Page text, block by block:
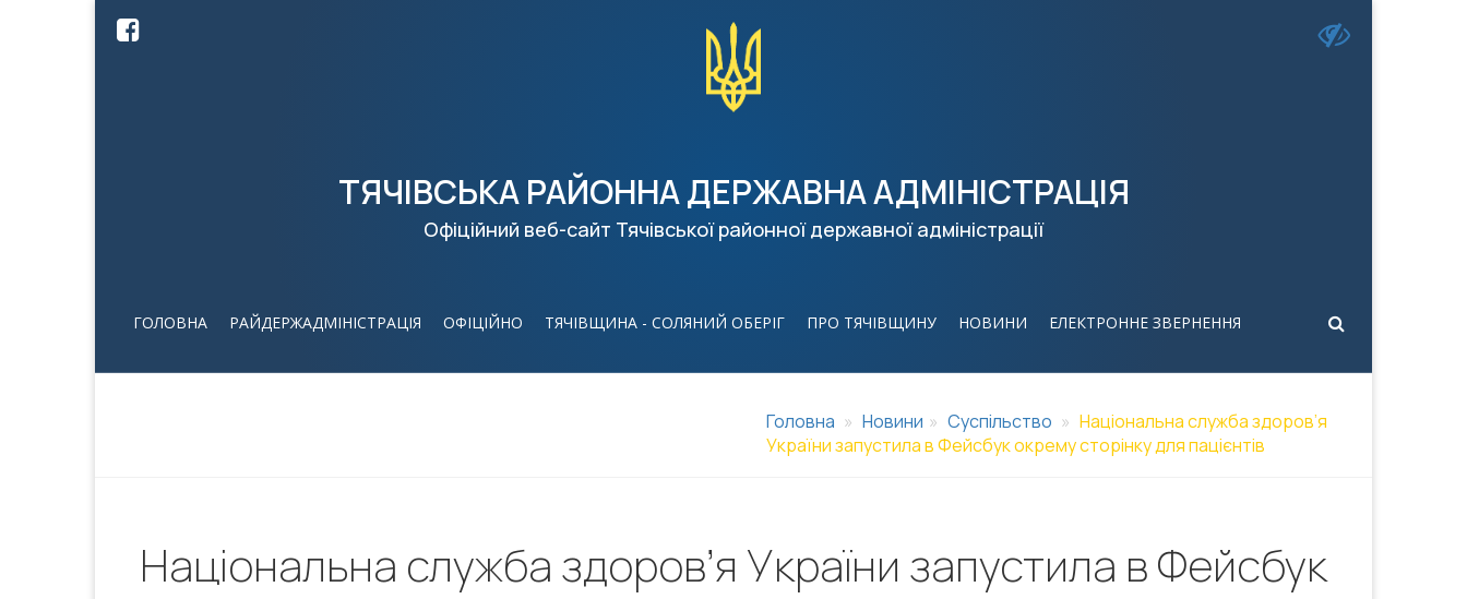
ТЯЧІВСЬКА РАЙОННА ДЕРЖАВНА АДМІНІСТРАЦІЯ
Офіційний веб-сайт Тячівської районної державної адміністрації
ГОЛОВНА РАЙДЕРЖАДМІНІСТРАЦІЯ ОФІЦІЙНО ТЯЧІВЩИНА - СОЛЯНИЙ ОБЕРІГ ПРО ТЯЧІВЩИНУ НОВИНИ ЕЛЕКТРОННЕ ЗВЕРНЕННЯ
Головна Новини Суспільство
Національна служба здоров’я
України запустила в Фейсбук окрему сторінку для пацієнтів
Національна служба здоров’я України запустила в Фейсбук